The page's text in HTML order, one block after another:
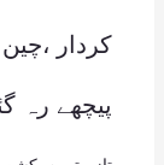
کردار
پیچھے رہ